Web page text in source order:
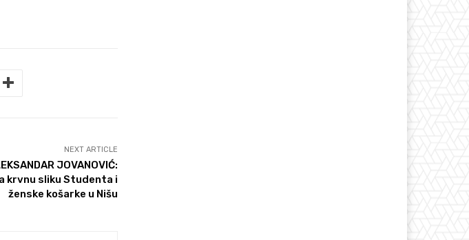
NEXT ARTICLE
JOVANOVIĆ:
krvnu sliku Studenta i
ženske košarke u Nišu